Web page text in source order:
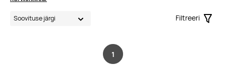
Filtreeri
Filter
1